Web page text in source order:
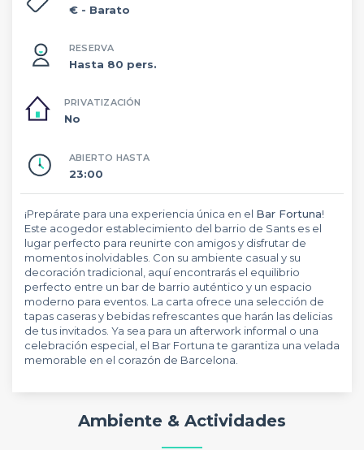
€ - Barato
RESERVA
Hasta 80 pers.
PRIVATIZACIÓN
No
ABIERTO HASTA
23:00
¡Prepárate para una experiencia única en el Bar Fortuna!
Este acogedor establecimiento del barrio de Sants es el
lugar perfecto para reunirte con amigos y disfrutar de
momentos inolvidables. Con su ambiente casual y su
decoración tradicional, aquí encontrarás el equilibrio
perfecto entre un bar de barrio auténtico y un espacio
moderno para eventos. La carta ofrece una selección de
tapas caseras y bebidas refrescantes que harán las delicias
de tus invitados. Ya sea para un afterwork informal o una
celebración especial, el Bar Fortuna te garantiza una velada
memorable en el corazón de Barcelona.
Ambiente & Actividades